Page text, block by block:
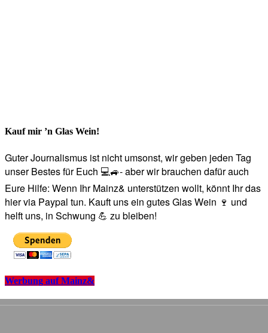
Kauf mir ’n Glas Wein!
Guter Journalismus ist nicht umsonst, wir geben jeden Tag
unser Bestes für Euch 💻🚙- aber wir brauchen dafür auch
Eure Hilfe: Wenn Ihr Mainz& unterstützen wollt, könnt Ihr das
hier via Paypal tun. Kauft uns ein gutes Glas Wein 🍷 und
helft uns, in Schwung 💪 zu bleiben!
Werbung auf Mainz&